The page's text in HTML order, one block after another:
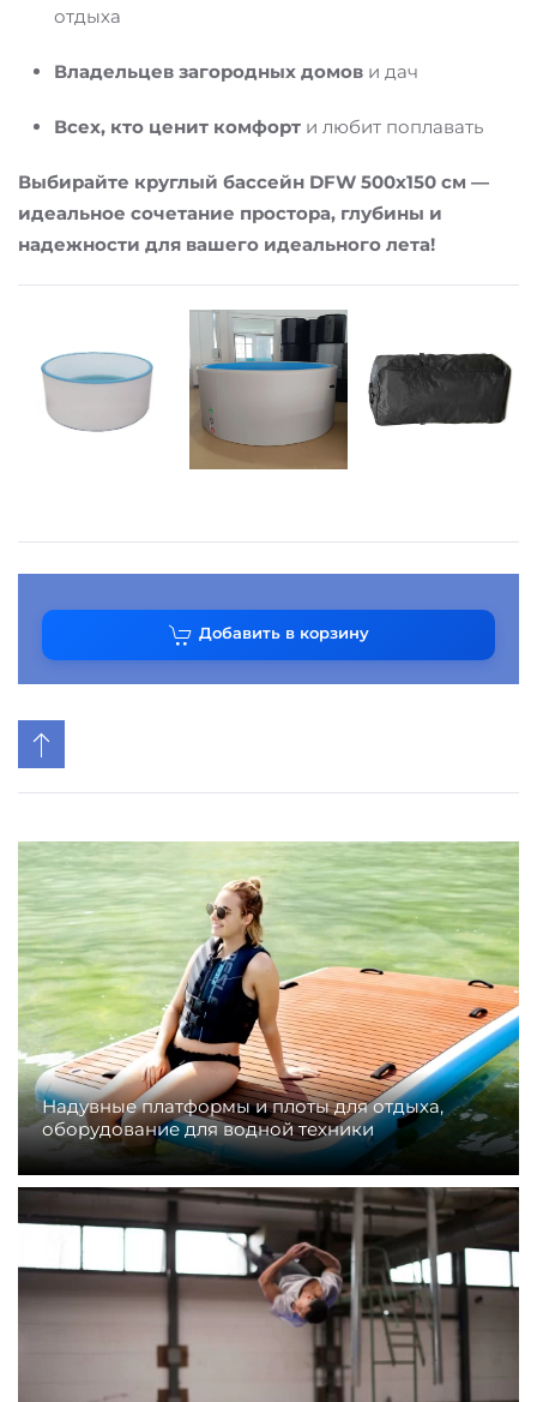
отдыха
Владельцев загородных домов и дач
Всех, кто ценит комфорт и любит поплавать
Выбирайте круглый бассейн DFW 500x150 см —
идеальное сочетание простора, глубины и
надежности для вашего идеального лета!
Добавить в корзину
Надувные платформы и плоты для отдыха,
оборудование для водной техники